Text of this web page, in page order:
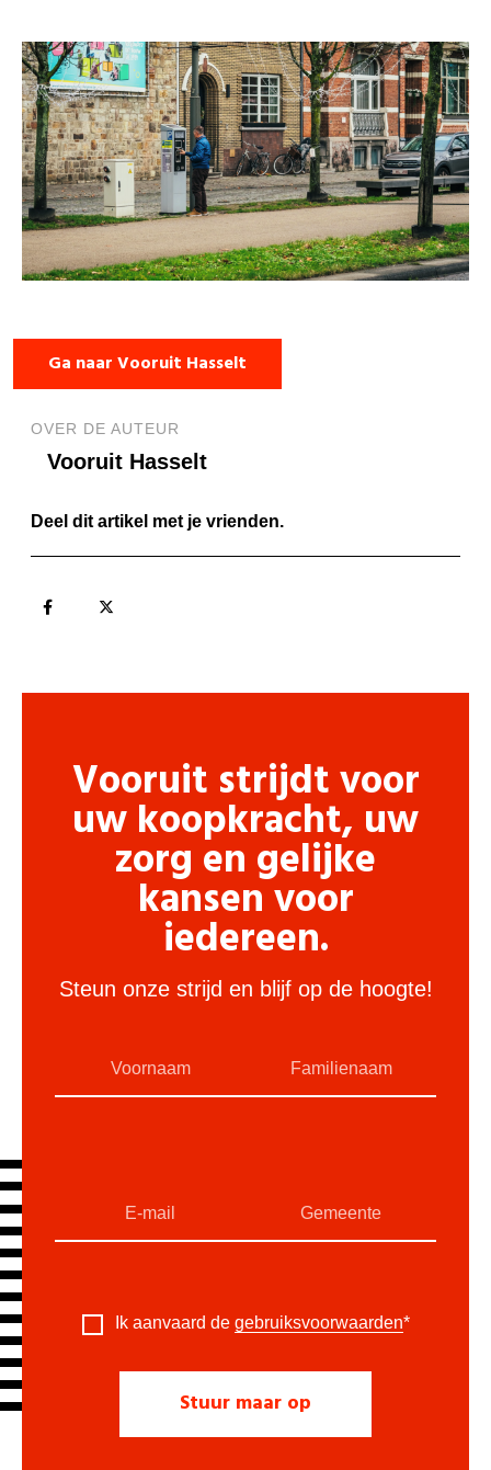
Ga naar Vooruit Hasselt
OVER DE AUTEUR
Vooruit Hasselt
Deel dit artikel met je vrienden.
Vooruit strijdt voor
uw koopkracht, uw
zorg en gelijke
kansen voor
iedereen.
Steun onze strijd en blijf op de hoogte!
Ik aanvaard de gebruiksvoorwaarden*